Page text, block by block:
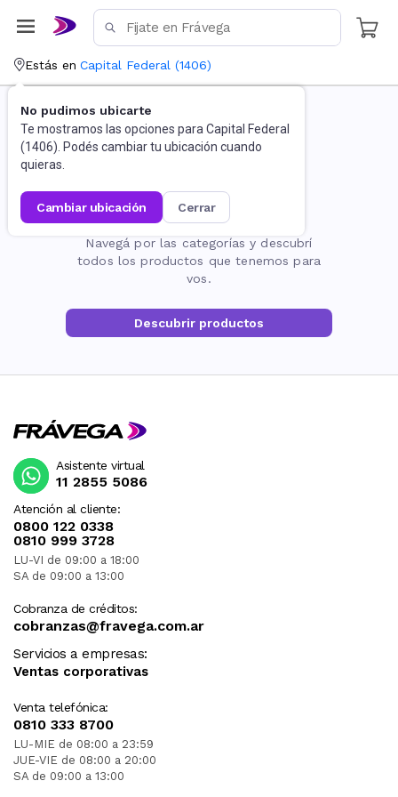
Estás en Capital Federal (1406)
No pudimos ubicarte
Te mostramos las opciones para Capital Federal
(1406). Podés cambiar tu ubicación cuando
quieras.
cambiar ubicación cerrar
La página no existe
Navegá por las categorías y descubrí
todos los productos que tenemos para
vos.
Descubrir productos
Atención al cliente:
0800 122 0338
0810 999 3728
LU-VI de 09:00 a 18:00
SA de 09:00 a 13:00
Cobranza de créditos:
cobranzas@fravega.com.ar
Servicios a empresas:
Ventas corporativas
Venta telefónica:
0810 333 8700
LU-MIE de 08:00 a 23:59
JUE-VIE de 08:00 a 20:00
SA de 09:00 a 13:00
Asistente virtual
11 2855 5086